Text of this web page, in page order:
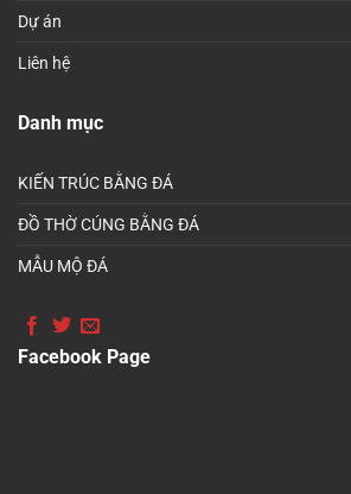
Dự án
Liên hệ
Danh mục
KIẾN TRÚC BẰNG ĐÁ
ĐỒ THỜ CÚNG BẰNG ĐÁ
MẪU MỘ ĐÁ
Facebook Page